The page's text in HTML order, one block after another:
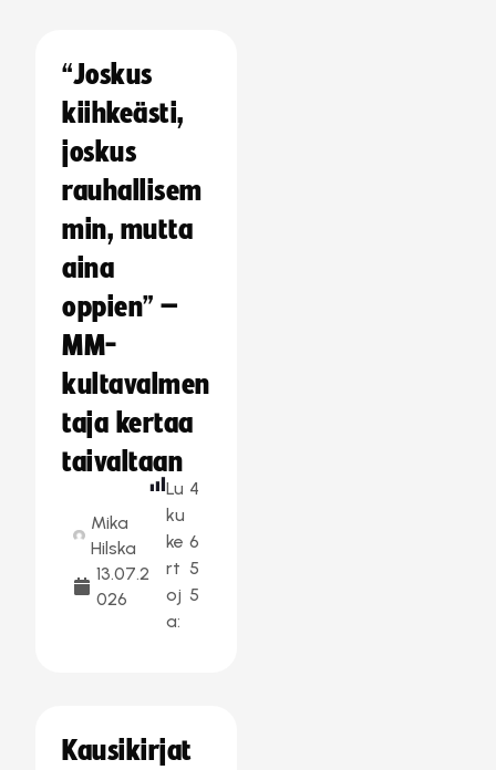
“Joskus
kiihkeästi,
joskus
rauhallisem
min, mutta
aina
oppien” –
MM-
kultavalmen
taja kertaa
taivaltaan
Mika
Hilska
13.07.2
026
Lu
ku
ke
rt
oj
a:
4
6
5
5
Kausikirjat